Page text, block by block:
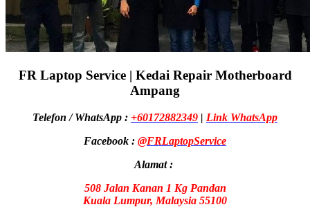
FR Laptop Service | Kedai Repair Motherboard
Ampang
Telefon / WhatsApp : +60172882349 | Link WhatsApp
Facebook : @FRLaptopService
Alamat :
508 Jalan Kanan 1 Kg Pandan
Kuala Lumpur, Malaysia 55100